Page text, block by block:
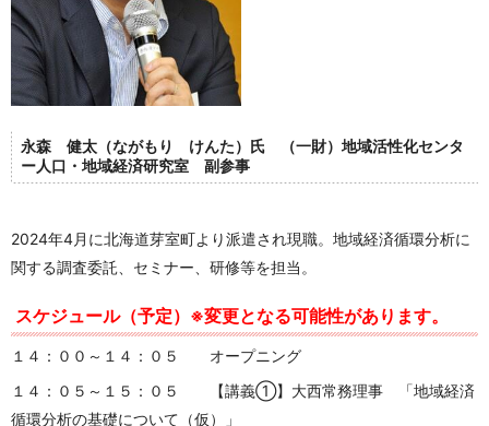
永森 健太（ながもり けんた）氏
（一財）地域活性化センタ
ー人口・地域経済研究室 副参事
2024年4月に北海道芽室町より派遣され現職。地域経済循環分析に
関する調査委託、セミナー、研修等を担当。
スケジュール（予定）※変更となる可能性があります。
１４：００～１４：０５ オープニング
１４：０５～１５：０５ 【講義①】大西常務理事 「地域経済
循環分析の基礎について（仮）」